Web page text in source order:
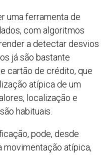
uma ferramenta de
com algoritmos
a detectar desvios
já são bastante
cartão de crédito, que
atípica de um
localização e
habituais.
pode, desde
atípica,